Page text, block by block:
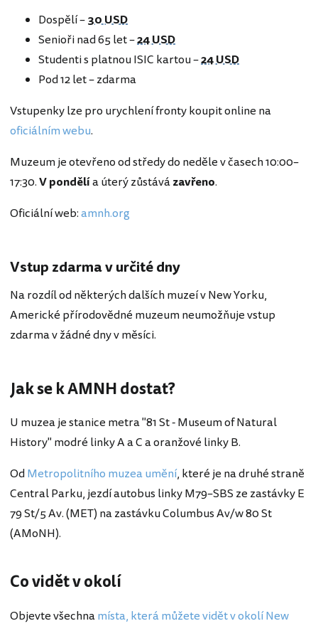
Dospělí –30 USD
Senioři nad 65 let –24 USD
Studenti s platnou ISIC kartou –24 USD
Pod 12 let – zdarma
Vstupenky lze pro urychlení fronty koupit online na
oficiálním webu.
Muzeum je otevřeno od středy do neděle v časech 10:00–
17:30.V pondělía úterý zůstávázavřeno.
Oficiální web:amnh.org
Vstup zdarma v určité dny
Na rozdíl od některých dalších muzeí v New Yorku,
Americké přírodovědné muzeum neumožňuje vstup
zdarma v žádné dny v měsíci.
Jak se k AMNH dostat?
U muzea je stanice metra "81 St - Museum of Natural
History" modré linky A a C a oranžové linky B.
OdMetropolitního muzea umění, které je na druhé straně
Central Parku, jezdí autobus linky M79–SBS ze zastávky E
79 St/5 Av. (MET) na zastávku Columbus Av/w 80 St
(AMoNH).
Co vidět v okolí
Objevte všechnamísta, která můžete vidět v okolí New